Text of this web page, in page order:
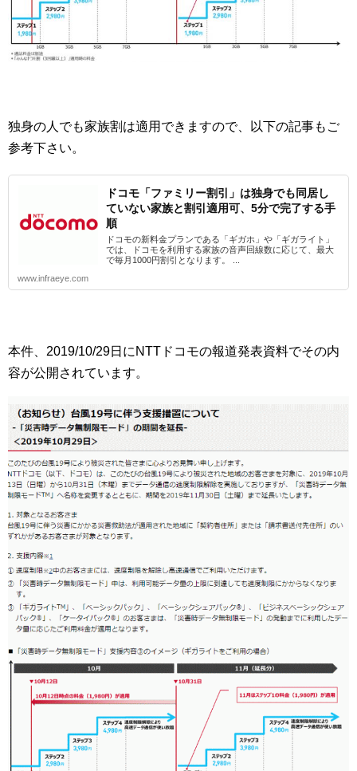
独身の人でも家族割は適用できますので、以下の記事もご
参考下さい。
ドコモ「ファミリー割引」は独身でも同居し
ていない家族と割引適用可、5分で完了する手
順
ドコモの新料金プランである「ギガホ」や「ギガライト」
では、ドコモを利用する家族の音声回線数に応じて、最大
で毎月1000円割引となります。 ...
www.infraeye.com
本件、2019/10/29日にNTTドコモの報道発表資料でその内
容が公開されています。